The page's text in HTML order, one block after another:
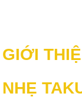
GIỚI
NHẸ